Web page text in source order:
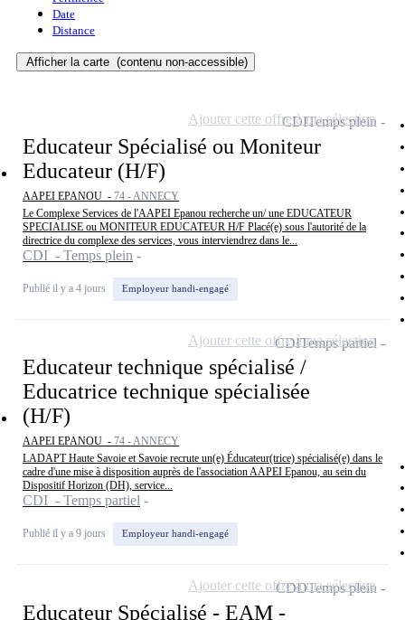
Date
Distance
Afficher la carte (contenu non-accessible)
Educateur Spécialisé ou Moniteur
Educateur (H/F)
AAPEI EPANOU - 74 - ANNECY
Le Complexe Services de l'AAPEI Epanou recherche un/ une EDUCATEUR
SPECIALISE ou MONITEUR EDUCATEUR H/F Placé(e) sous l'autorité de la
directrice du complexe des services, vous interviendrez dans le...
CDI - Temps plein
Publié il y a 4 jours Employeur handi-engagé
CDITemps plein
Ajouter cette offre à ma sélection
Educateur technique spécialisé /
Educatrice technique spécialisée
(H/F)
AAPEI EPANOU - 74 - ANNECY
LADAPT Haute Savoie et Savoie recrute un(e) Éducateur(trice) spécialisé(e) dans le
cadre d'une mise à disposition auprès de l'association AAPEI Epanou, au sein du
Dispositif Horizon (DH), service...
CDI - Temps partiel
Publié il y a 9 jours Employeur handi-engagé
CDITemps partiel
Ajouter cette offre à ma sélection
Educateur Spécialisé - EAM -
CDDTemps plein
Ajouter cette offre à ma sélection